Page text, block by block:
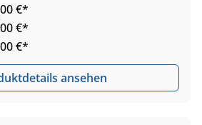
€*
€*
€*
ansehen